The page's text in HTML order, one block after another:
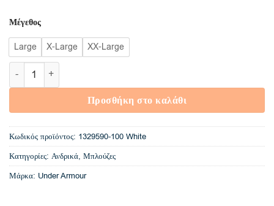
Μέγεθος
Large X-Large XX-Large
1329590-100 Under Armour Sportstyle Logo (White) ποσότητα
Προσθήκη στο καλάθι
Κωδικός προϊόντος: 1329590-100 White
Κατηγορίες: Ανδρικά, Μπλούζες
Μάρκα: Under Armour